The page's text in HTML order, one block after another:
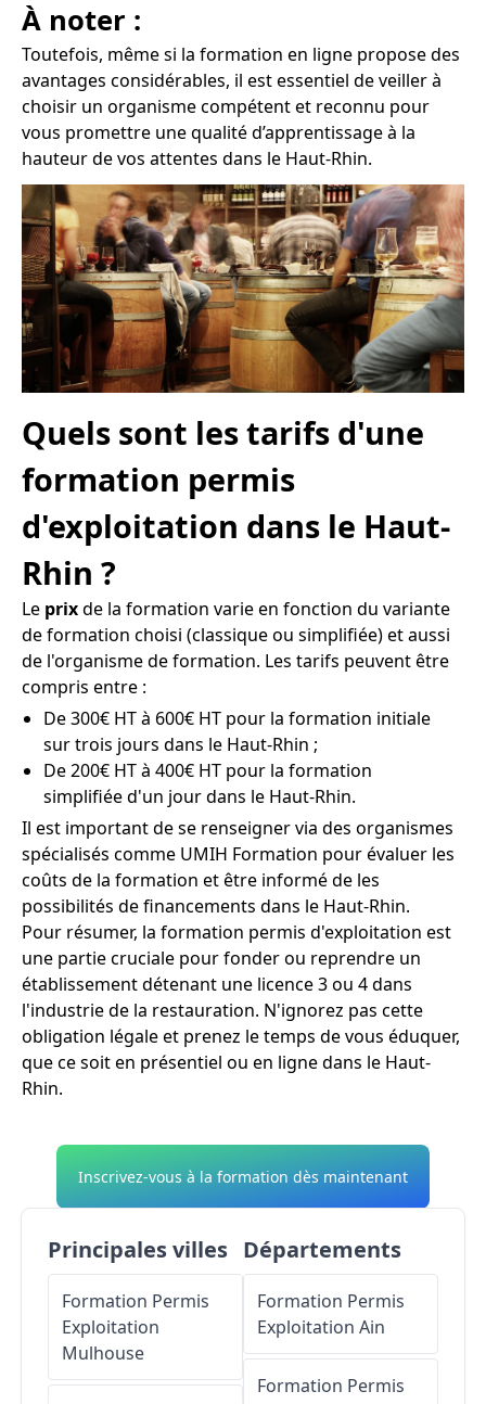
À noter :
Toutefois, même si la formation en ligne propose des
avantages considérables, il est essentiel de veiller à
choisir un organisme compétent et reconnu pour
vous promettre une qualité d’apprentissage à la
hauteur de vos attentes dans le Haut-Rhin.
Quels sont les tarifs d'une
formation permis
d'exploitation dans le Haut-
Rhin ?
Le prixde la formation varie en fonction du variante
de formation choisi (classique ou simplifiée) et aussi
de l'organisme de formation. Les tarifs peuvent être
compris entre :
De 300€ HT à 600€ HT pour la formation initiale
sur trois jours dans le Haut-Rhin ;
De 200€ HT à 400€ HT pour la formation
simplifiée d'un jour dans le Haut-Rhin.
Il est important de se renseigner via des organismes
spécialisés comme UMIH Formation pour évaluer les
coûts de la formation et être informé de les
possibilités de financements dans le Haut-Rhin.
Pour résumer, la formation permis d'exploitation est
une partie cruciale pour fonder ou reprendre un
établissement détenant une licence 3 ou 4 dans
l'industrie de la restauration. N'ignorez pas cette
obligation légale et prenez le temps de vous éduquer,
que ce soit en présentiel ou en ligne dans le Haut-
Rhin.
Inscrivez-vous à la formation dès maintenant
Principales villes
Formation Permis
Exploitation
Mulhouse
Départements
Formation Permis
Exploitation Ain
Formation Permis